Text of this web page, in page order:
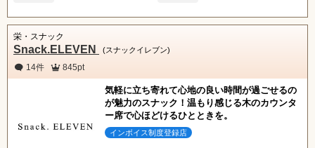
栄・スナック
Snack.ELEVEN (スナックイレブン)
14件 845pt
気軽に立ち寄れて心地の良い時間が過ごせるの
が魅力のスナック！温もり感じる木のカウンタ
ー席で心ほどけるひとときを。
インボイス制度登録店